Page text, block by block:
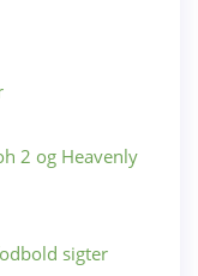
2 og Heavenly
sigter